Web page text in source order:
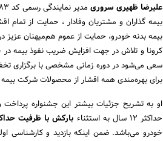
علیرضا ظهیری سروری
بیمه گذاران و مشتریان وفادار ، حمایت از تمام
بیمه بدنه خودرو، حمایت از عموم هم‌میهنان
کرونا و تلاش در جهت افزایش ضریب نفوذ بیمه
سعی می‌شود در دوره زمانی مشخصی با برگزاری
برای بهره‌مندی همه اقشار از محصولات شرکت
او به تشریح جزئیات بیشتر این جشنواره
حداکثر ۱۲ سال به استثناء
بارکش با ظرفیت حداکثر
خودرو می‌باشد. ضمن اینکه بازدید و کارشناسی